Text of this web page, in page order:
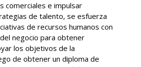
comerciales e impulsar
de talento, se esfuerza
de recursos humanos con
negocio para obtener
los objetivos de la
de obtener un diploma de